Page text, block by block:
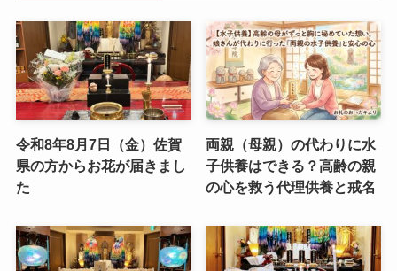
令和8年8月7日（金）佐賀
県の方からお花が届きまし
た
両親（母親）の代わりに水
子供養はできる？高齢の親
の心を救う代理供養と戒名